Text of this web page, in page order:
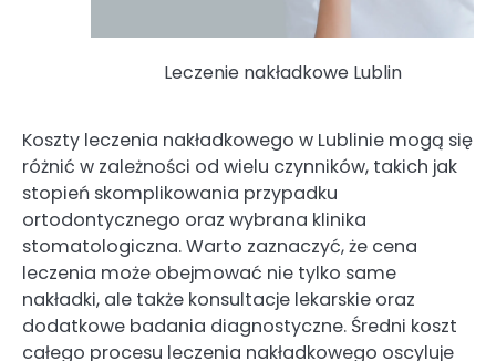
Leczenie nakładkowe Lublin
Koszty leczenia nakładkowego w Lublinie mogą się
różnić w zależności od wielu czynników, takich jak
stopień skomplikowania przypadku
ortodontycznego oraz wybrana klinika
stomatologiczna. Warto zaznaczyć, że cena
leczenia może obejmować nie tylko same
nakładki, ale także konsultacje lekarskie oraz
dodatkowe badania diagnostyczne. Średni koszt
całego procesu leczenia nakładkowego oscyluje